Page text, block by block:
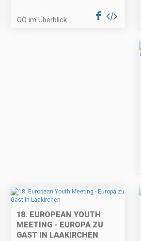
OÖ im Überblick
18. EUROPEAN YOUTH
MEETING - EUROPA ZU
GAST IN LAAKIRCHEN